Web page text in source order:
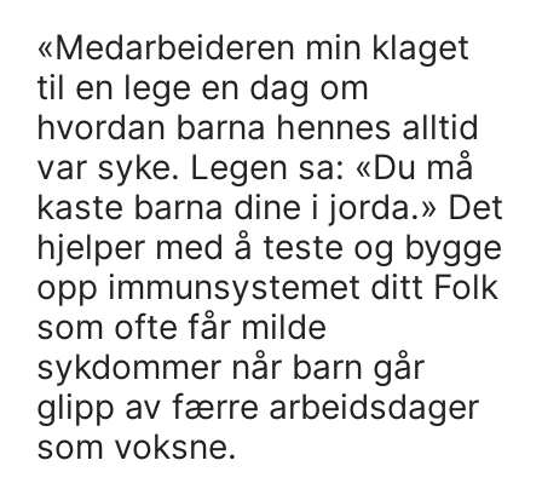
«Medarbeideren min klaget
til en lege en dag om
hvordan barna hennes alltid
var syke. Legen sa: «Du må
kaste barna dine i jorda.» Det
hjelper med å teste og bygge
opp immunsystemet ditt Folk
som ofte får milde
sykdommer når barn går
glipp av færre arbeidsdager
som voksne.